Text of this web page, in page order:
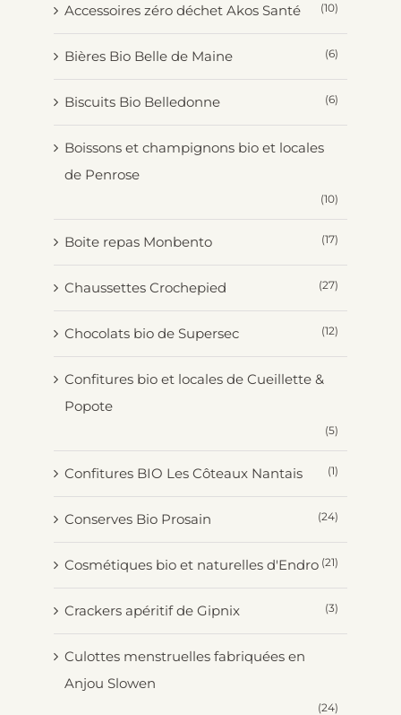
Accessoires zéro déchet Akos Santé (10)
Bières Bio Belle de Maine (6)
Biscuits Bio Belledonne (6)
Boissons et champignons bio et locales
de Penrose
(10)
Boite repas Monbento (17)
Chaussettes Crochepied (27)
Chocolats bio de Supersec (12)
Confitures bio et locales de Cueillette &
Popote
(5)
Confitures BIO Les Côteaux Nantais (1)
Conserves Bio Prosain (24)
Cosmétiques bio et naturelles d'Endro (21)
Crackers apéritif de Gipnix (3)
Culottes menstruelles fabriquées en
Anjou Slowen
(24)